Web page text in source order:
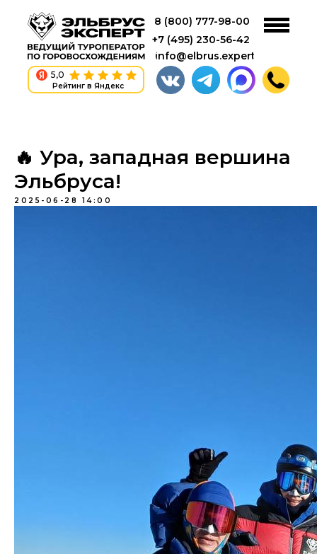
info@elbrus.expert
+7 (495) 230-56-42
8 (800) 777-98-00
5,0
Рейтинг в Яндекс
🔥 Ура, западная вершина
Эльбруса!
2025-06-28 14:00